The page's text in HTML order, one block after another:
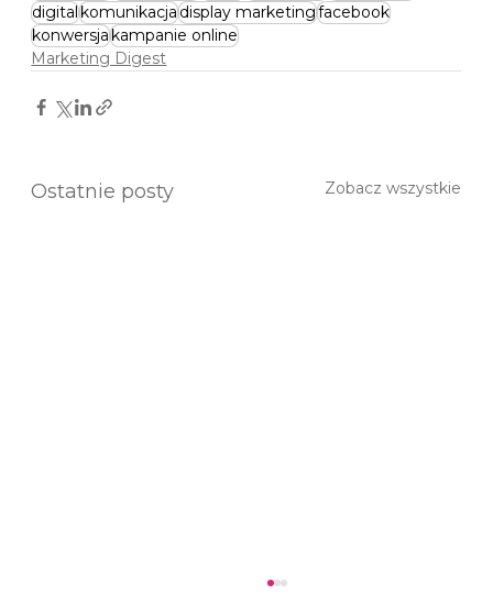
digitalkomunikacjadisplay marketingfacebook
konwersjakampanie online
Marketing Digest
Ostatnie posty Zobacz wszystkie